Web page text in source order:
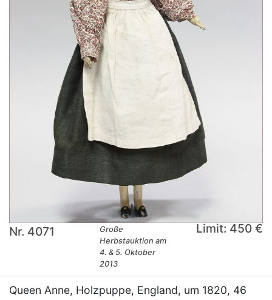
Nr. 4071
Große
Herbstauktion am
4. & 5. Oktober
2013
Limit: 450 €
Queen Anne, Holzpuppe, England, um 1820, 46